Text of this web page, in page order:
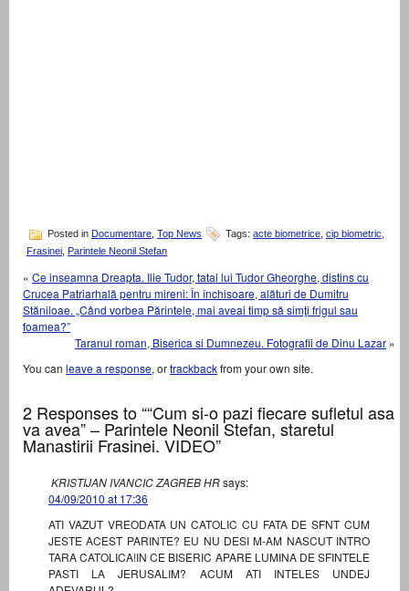
Posted in Documentare Top News Tags: acte biometrice cip biometric
Frasinei, Parintele Neonil Stefan
« Ce inseamna Dreapta. Ilie Tudor, tatal lui Tudor Gheorghe, distins cu
Crucea Patriarhală pentru mireni: În închisoare, alături de Dumitru
Stăniloae. „Când vorbea Părintele, mai aveai timp să simţi frigul sau
foamea?”
Taranul roman, Biserica si Dumnezeu. Fotografii de Dinu Lazar »
You can leave a response, ortrackbackfrom your own site.
2 Responses to ““Cum si-o pazi fiecare sufletul asa
va avea” – Parintele Neonil Stefan, staretul
Manastirii Frasinei. VIDEO”
KRISTIJAN IVANCIC ZAGREB HRsays:
04/09/2010 at 17:36
ATI VAZUT VREODATA UN CATOLIC CU FATA DE SFNT CUM
JESTE ACEST PARINTE? EU NU DESI M-AM NASCUT INTRO
TARA CATOLICA!IN CE BISERIC APARE LUMINA DE SFINTELE
PASTI LA JERUSALIM? ACUM ATI INTELES UNDEJ